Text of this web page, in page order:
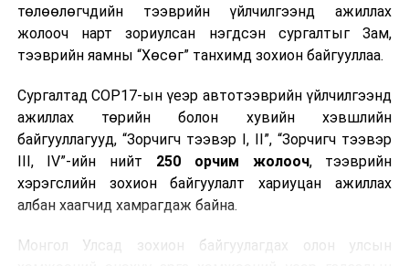
төлөөлөгчдийн тээврийн үйлчилгээнд ажиллах
жолооч нарт зориулсан нэгдсэн сургалтыг Зам,
тээврийн яамны “Хөсөг” танхимд зохион байгууллаа.
Сургалтад COP17-ын үеэр автотээврийн үйлчилгээнд
ажиллах төрийн болон хувийн хэвшлийн
байгууллагууд, “Зорчигч тээвэр I, II”, “Зорчигч тээвэр
III, IV”-ийн нийт 250 орчим жолооч, тээврийн
хэрэгслийн зохион байгуулалт хариуцан ажиллах
албан хаагчид хамрагдаж байна.
Монгол Улсад зохион байгуулагдах олон улсын